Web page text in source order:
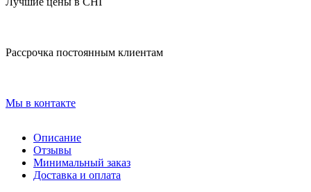
Рассрочка постоянным клиентам
Мы в контакте
Описание
Отзывы
Минимальный заказ
Доставка и оплата